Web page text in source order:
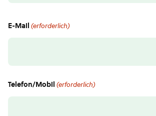
E-Mail (erforderlich)
Telefon/Mobil (erforderlich)